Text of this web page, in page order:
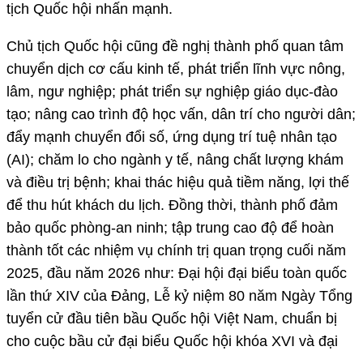
tịch Quốc hội nhấn mạnh.
Chủ tịch Quốc hội cũng đề nghị thành phố quan tâm
chuyển dịch cơ cấu kinh tế, phát triển lĩnh vực nông,
lâm, ngư nghiệp; phát triển sự nghiệp giáo dục-đào
tạo; nâng cao trình độ học vấn, dân trí cho người dân;
đẩy mạnh chuyển đổi số, ứng dụng trí tuệ nhân tạo
(AI); chăm lo cho ngành y tế, nâng chất lượng khám
và điều trị bệnh; khai thác hiệu quả tiềm năng, lợi thế
để thu hút khách du lịch. Đồng thời, thành phố đảm
bảo quốc phòng-an ninh; tập trung cao độ để hoàn
thành tốt các nhiệm vụ chính trị quan trọng cuối năm
2025, đầu năm 2026 như: Đại hội đại biểu toàn quốc
lần thứ XIV của Đảng, Lễ kỷ niệm 80 năm Ngày Tổng
tuyển cử đầu tiên bầu Quốc hội Việt Nam, chuẩn bị
cho cuộc bầu cử đại biểu Quốc hội khóa XVI và đại